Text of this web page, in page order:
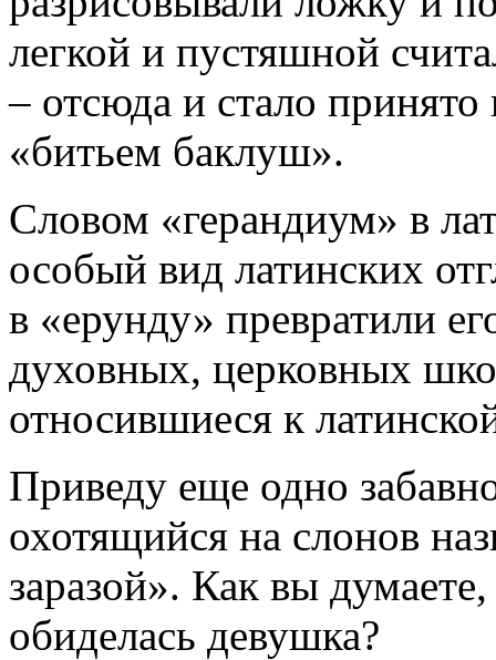
легкой и пустяшной
– отсюда и стало принято
«битьем баклуш».
Словом «герандиум» в
особый вид латинских
в «ерунду» превратили
духовных, церковных
относившиеся к
Приведу еще одно
охотящийся на слонов
заразой». Как вы
обиделась девушка?